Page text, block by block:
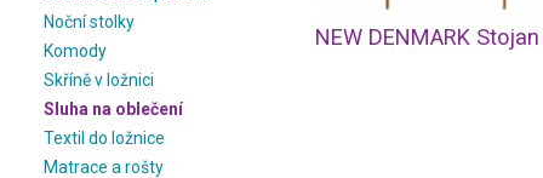
Noční stolky
Komody
Skříně v ložnici
Sluha na oblečení
Textil do ložnice
Matrace a rošty